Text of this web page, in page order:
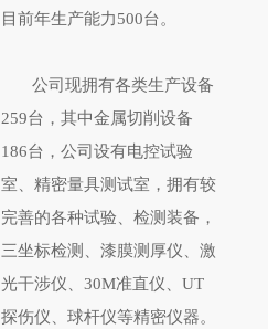
目前年生产能力500台。
公司现拥有各类生产设备
259台，其中金属切削设备
186台，公司设有电控试验
室、精密量具测试室，拥有较
完善的各种试验、检测装备，
三坐标检测、漆膜测厚仪、激
光干涉仪、30M准直仪、UT
探伤仪、球杆仪等精密仪器。